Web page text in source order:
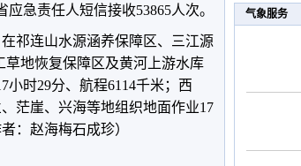
急责任人短信接收53865人次。
祁连山水源涵养保障区、三江源
地恢复保障区及黄河上游水库
时29分、航程6114千米；西
茫崖、兴海等地组织地面作业17
：赵海梅石成珍）
气象服务